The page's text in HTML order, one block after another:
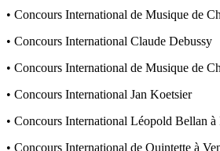
• Concours International de Musique de
• Concours International Claude Debussy
• Concours International de Musique de
• Concours International Jan Koetsier
• Concours International Léopold Bellan à
• Concours International de Quintette à